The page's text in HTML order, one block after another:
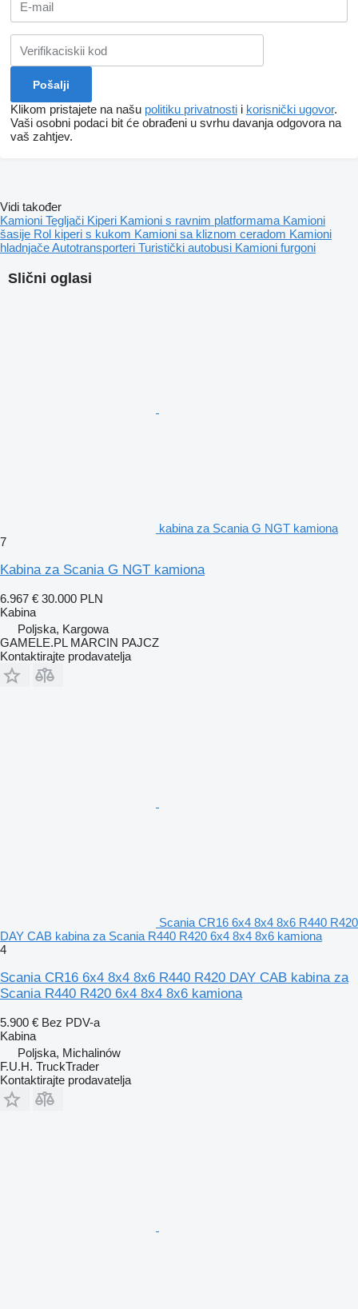
Klikom pristajete na našu politiku privatnosti i korisnički ugovor.
Vaši osobni podaci bit će obrađeni u svrhu davanja odgovora na
vaš zahtjev.
Slični oglasi
kabina za Scania G NGT kamiona
7
Kabina za Scania G NGT kamiona
6.967 € 30.000 PLN
Kabina
Poljska, Kargowa
GAMELE.PL MARCIN PAJCZ
Kontaktirajte prodavatelja
Scania CR16 6x4 8x4 8x6 R440 R420
DAY CAB kabina za Scania R440 R420 6x4 8x4 8x6 kamiona
4
Scania CR16 6x4 8x4 8x6 R440 R420 DAY CAB kabina za
Scania R440 R420 6x4 8x4 8x6 kamiona
5.900 € Bez PDV-a
Kabina
Poljska, Michalinów
F.U.H. TruckTrader
Kontaktirajte prodavatelja
Vidi također
Kamioni Tegljači Kiperi Kamioni s ravnim platformama Kamioni
šasije Rol kiperi s kukom Kamioni sa kliznom ceradom Kamioni
hladnjačeAutotransporteri Turistički autobusi Kamioni furgoni